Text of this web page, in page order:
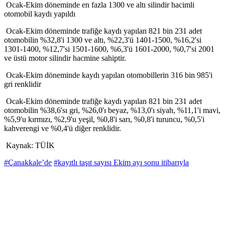
Ocak-Ekim döneminde en fazla 1300 ve altı silindir hacimli
otomobil kaydı yapıldı
Ocak-Ekim döneminde trafiğe kaydı yapılan 821 bin 231 adet
otomobilin %32,8'i 1300 ve altı, %22,3'ü 1401-1500, %16,2'si
1301-1400, %12,7'si 1501-1600, %6,3'ü 1601-2000, %0,7'si 2001
ve üstü motor silindir hacmine sahiptir.
Ocak-Ekim döneminde kaydı yapılan otomobillerin 316 bin 985'i
gri renklidir
Ocak-Ekim döneminde trafiğe kaydı yapılan 821 bin 231 adet
otomobilin %38,6'sı gri, %26,0'ı beyaz, %13,0'ı siyah, %11,1'i mavi,
%5,9'u kırmızı, %2,9'u yeşil, %0,8'i sarı, %0,8'i turuncu, %0,5'i
kahverengi ve %0,4'ü diğer renklidir.
Kaynak: TÜİK
#Çanakkale’de #kayıtlı taşıt sayısı Ekim ayı sonu itibarıyla